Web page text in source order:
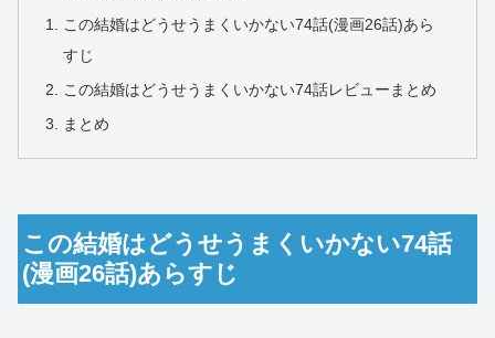
この結婚はどうせうまくいかない74話(漫画26話)あら
すじ
この結婚はどうせうまくいかない74話レビューまとめ
まとめ
この結婚はどうせうまくいかない74話
(漫画26話)あらすじ